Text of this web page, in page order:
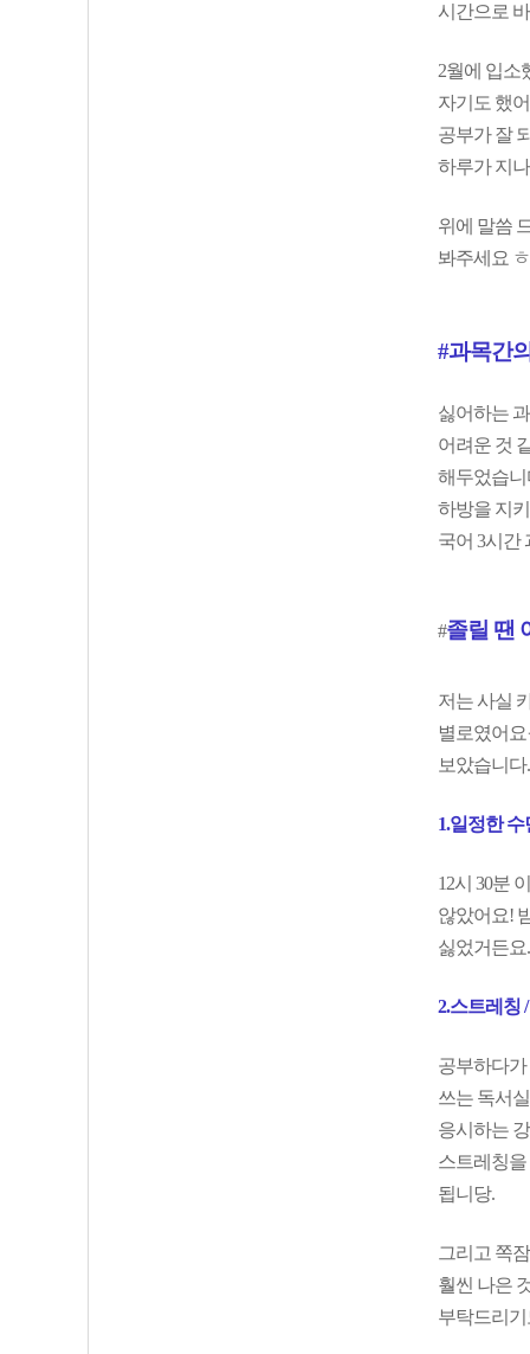
시간으로
2월에 입소
자기도 했
공부가 잘
하루가 지
위에 말씀
봐주세요
#과목간
싫어하는
어려운 것
해두었습니
하방을 지
국어 3시간
#졸릴 땐
저는 사실
별로였어
보았습니다.
1.일정한
12시 30분
않았어요!
싫었거든
2.스트레칭
공부하다
쓰는 독서
응시하는
스트레칭
됩니당.
그리고 쪽
훨씬 나은
부탁드리